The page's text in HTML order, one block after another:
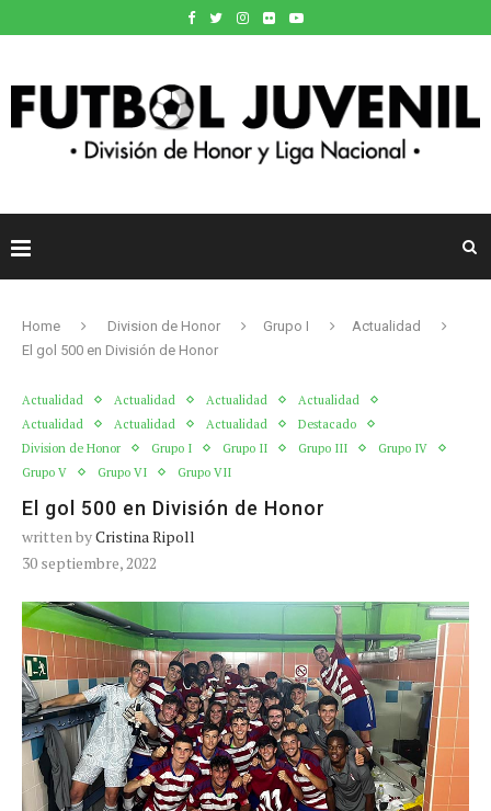
Home Division de Honor Grupo I
Actualidad
El gol 500 en División de Honor
Actualidad Actualidad Actualidad
Actualidad
Actualidad
Actualidad Actualidad
Destacado
Division de Honor
Grupo I Grupo II Grupo III
Grupo IV
Grupo V
Grupo VI Grupo VII
El gol 500 en División de Honor
written byCristina Ripoll
30 septiembre, 2022